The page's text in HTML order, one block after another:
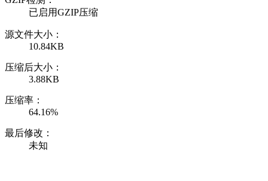
已启用GZIP压缩
源文件大小：
10.84KB
压缩后大小：
3.88KB
压缩率：
64.16%
最后修改：
未知